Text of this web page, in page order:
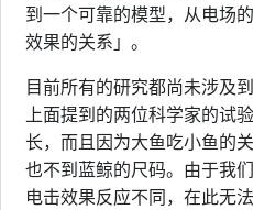
到一个可靠的模型，从电场
效果的关系」。
目前所有的研究都尚未涉及
上面提到的两位科学家的试
长，而且因为大鱼吃小鱼的
也不到蓝鲸的尺码。由于我
电击效果反应不同，在此无